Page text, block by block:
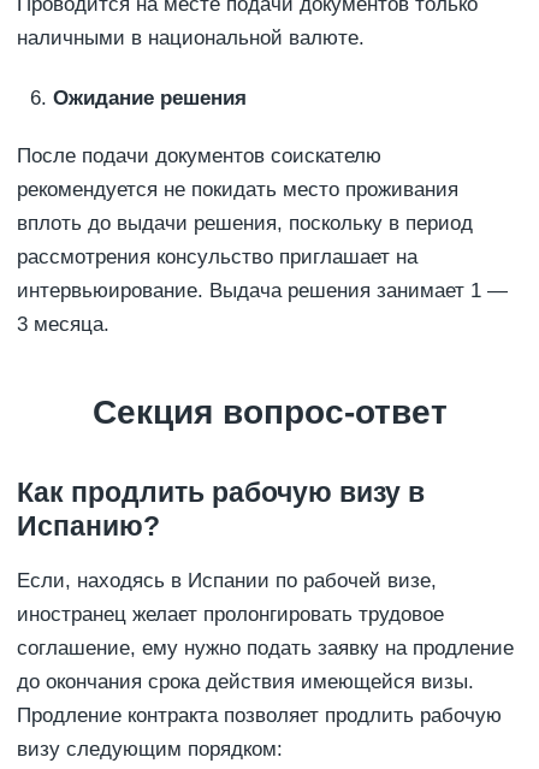
наличными в национальной валюте.
Ожидание решения
После подачи документов соискателю
рекомендуется не покидать место проживания
вплоть до выдачи решения, поскольку в период
рассмотрения консульство приглашает на
интервьюирование. Выдача решения занимает 1 —
3 месяца.
Секция вопрос-ответ
Как продлить рабочую визу в
Испанию?
Если, находясь в Испании по рабочей визе,
иностранец желает пролонгировать трудовое
соглашение, ему нужно подать заявку на продление
до окончания срока действия имеющейся визы.
Продление контракта позволяет продлить рабочую
визу следующим порядком: